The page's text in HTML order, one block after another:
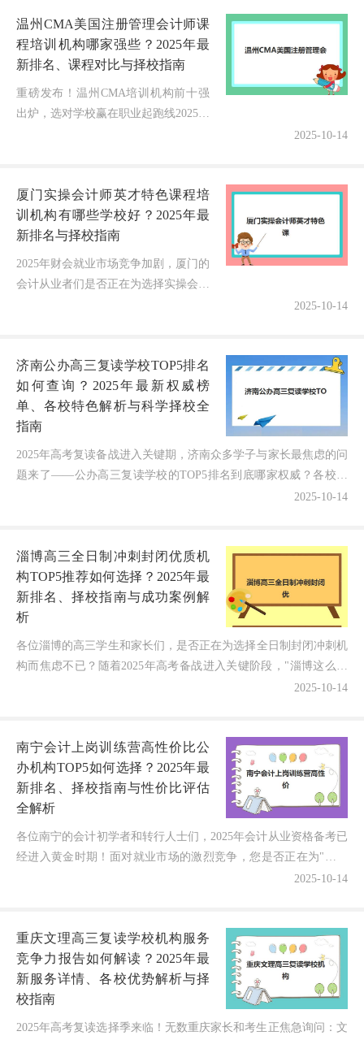
温州CMA美国注册管理会计师课
程培训机构哪家强些？2025年最
新排名、课程对比与择校指南
重磅发布！温州CMA培训机构前十强
出炉，选对学校赢在职业起跑线2025年
2025-10-14
厦门实操会计师英才特色课程培
训机构有哪些学校好？2025年最
新排名与择校指南
2025年财会就业市场竞争加剧，厦门的
会计从业者们是否正在为选择实操会计
2025-10-14
济南公办高三复读学校TOP5排名
如何查询？2025年最新权威榜
单、各校特色解析与科学择校全
指南
2025年高考复读备战进入关键期，济南众多学子与家长最焦虑的问
题来了——公办高三复读学校的TOP5排名到底哪家权威？各校的
师资实力和升学成果有何差异？会不会因信息滞后错失...2025-10-14
淄博高三全日制冲刺封闭优质机
构TOP5推荐如何选择？2025年最
新排名、择校指南与成功案例解
析
各位淄博的高三学生和家长们，是否正在为选择全日制封闭冲刺机
构而焦虑不已？随着2025年高考备战进入关键阶段，"淄博这么多
封闭冲刺机构到底哪家教学质量最靠谱？"和"如何找到...2025-10-14
南宁会计上岗训练营高性价比公
办机构TOP5如何选择？2025年最
新排名、择校指南与性价比评估
全解析
各位南宁的会计初学者和转行人士们，2025年会计从业资格备考已
经进入黄金时期！面对就业市场的激烈竞争，您是否正在为"南宁
这么多会计上岗训练营，公办机构中哪家的性价比最高？...2025-10-14
重庆文理高三复读学校机构服务
竞争力报告如何解读？2025年最
新服务详情、各校优势解析与择
校指南
2025年高考复读选择季来临！无数重庆家长和考生正焦急询问：文